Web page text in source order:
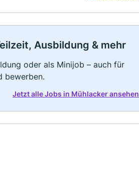
Ausbildung & mehr
oder als Minijob – auch für
bewerben.
Jetzt alle Jobs in Mühlacker ansehen